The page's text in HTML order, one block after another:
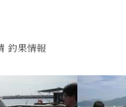
釣果情報